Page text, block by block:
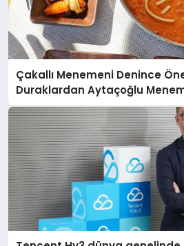
Çakallı Menemeni Denince
Duraklardan Aytaçoğlu